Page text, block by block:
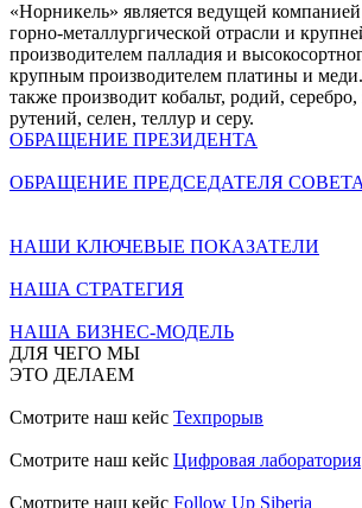
«Норникель» является ведущей
горно-металлургической отрасли и
производителем палладия и
крупным производителем платины и
также производит кобальт, родий,
рутений, селен, теллур и серу.
ОБРАЩЕНИЕ ПРЕЗИДЕНТА
ОБРАЩЕНИЕ ПРЕДСЕДАТЕЛЯ
НАШИ КЛЮЧЕВЫЕ ПОКАЗАТЕЛИ
НАША СТРАТЕГИЯ
НАША БИЗНЕС-МОДЕЛЬ
ДЛЯ ЧЕГО МЫ
ЭТО ДЕЛАЕМ
Смотрите наш кейс Техпрорыв
Смотрите наш кейс Цифровая лаборатория
Смотрите наш кейс Follow Up Siberia